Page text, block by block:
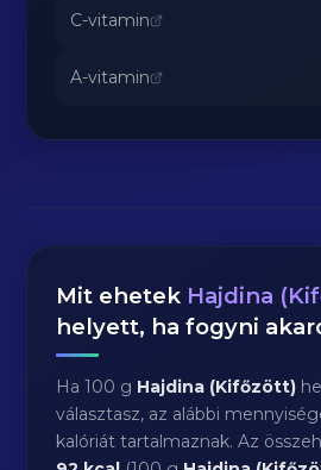
C-vitamin
A-vitamin
Mit ehetek Hajdina
helyett, ha fogyni
Ha 100 g Hajdina (Kifőzött)
választasz, az alábbi
kalóriát tartalmaznak. Az